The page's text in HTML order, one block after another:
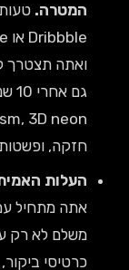
טעות נפוצה זה
גם אחרי 10
ופשטות.
האמיתית היא
רק על הלוגו
ביקור, חתימות